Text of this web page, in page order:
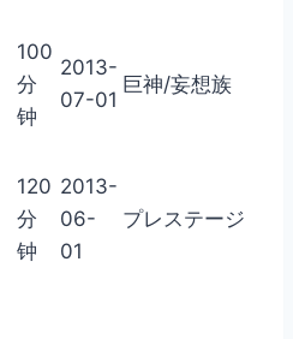
100
分
钟
2013-
07-01
巨神/妄想族
120
分
钟
2013-
06-
01
プレステージ